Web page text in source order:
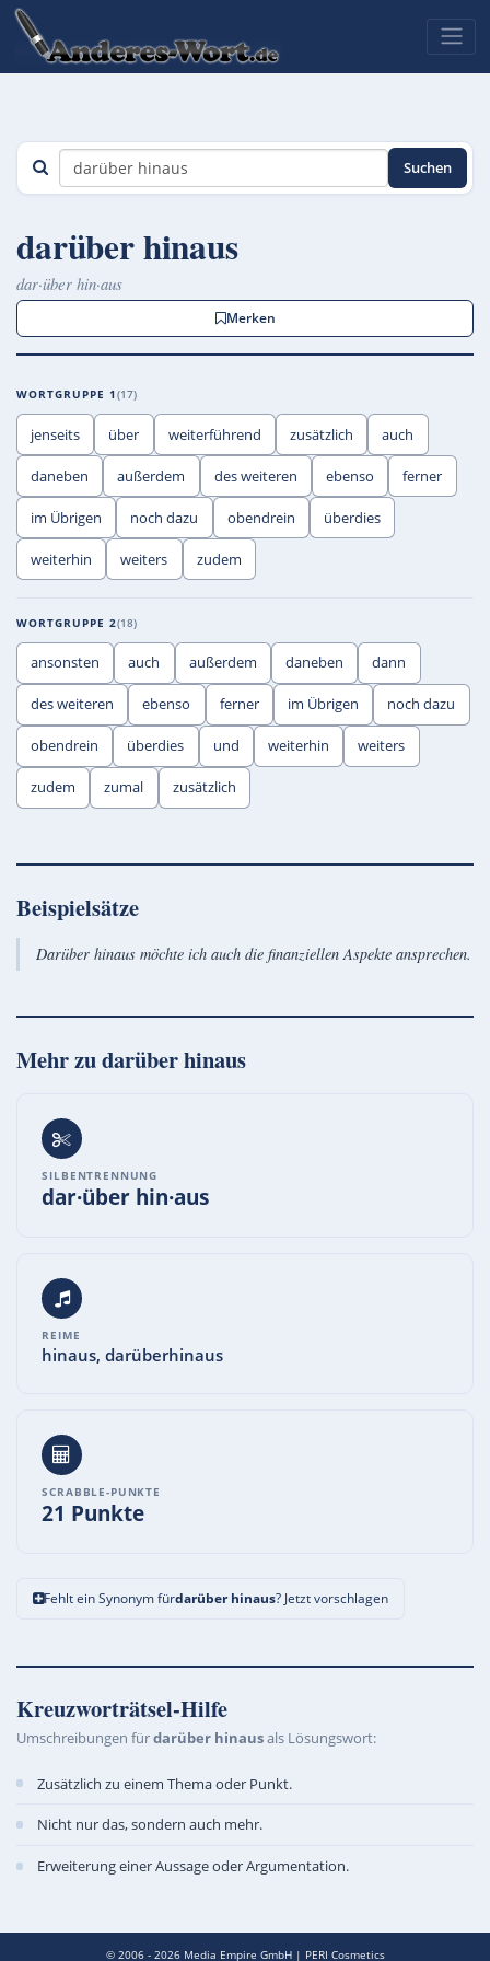
Suchen
darüber hinaus
dar·über hin·aus
Merken
WORTGRUPPE 1 17
jenseits über weiterführend zusätzlich auch
daneben außerdem des weiteren ebenso ferner
im Übrigen noch dazu obendrein überdies
weiterhin weiters zudem
WORTGRUPPE 2 18
ansonsten auch außerdem daneben dann
des weiteren ebenso ferner im Übrigen noch dazu
obendrein überdies und weiterhin weiters
zudem zumal zusätzlich
Beispielsätze
Darüber hinaus möchte ich auch die finanziellen Aspekte ansprechen.
Mehr zudarüber hinaus
SILBENTRENNUNG
dar·über hin·aus
REIME
hinaus, darüberhinaus
SCRABBLE-PUNKTE
21 Punkte
Fehlt ein Synonym fürdarüber hinaus? Jetzt vorschlagen
Kreuzworträtsel-Hilfe
Umschreibungen fürdarüber hinausals Lösungswort:
Zusätzlich zu einem Thema oder Punkt.
Nicht nur das, sondern auch mehr.
Erweiterung einer Aussage oder Argumentation.
© 2006 - 2026 Media Empire GmbH| PERI Cosmetics